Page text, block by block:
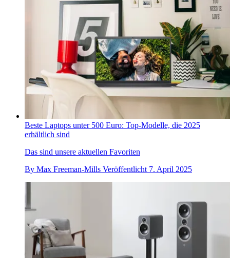
Beste Laptops unter 500 Euro: Top-Modelle, die 2025
erhältlich sind
Das sind unsere aktuellen Favoriten
By Max Freeman-Mills Veröffentlicht 7. April 2025